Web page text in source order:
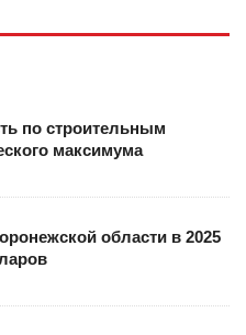
по строительным
максимума
области в 2025